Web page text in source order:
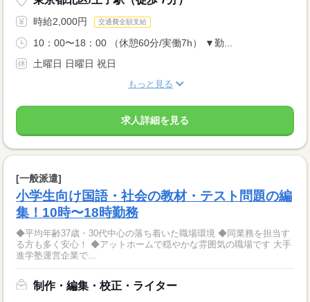
時給2,000円 交通費全額支給
10：00〜18：00 （休憩60分/実働7h） ▼勤...
土曜日 日曜日 祝日
もっと見る
求人詳細を見る
[一般派遣]
小学生向け国語・社会の教材・テスト問題の編
集！10時〜18時勤務
◆平均年齢37歳・30代中心の落ち着いた職場環境 ◆同業務を担当す
る方も多く安心！ ◆アットホームで穏やかな雰囲気の職場です 大手
進学塾運営企業で...
制作・編集・校正・ライター